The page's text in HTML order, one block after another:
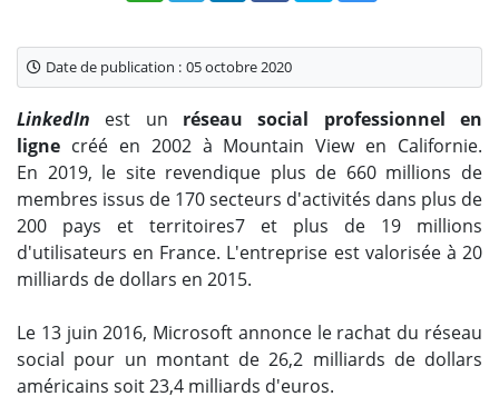
Date de publication : 05 octobre 2020
LinkedIn est un réseau social professionnel en
ligne créé en 2002 à Mountain View en Californie.
En 2019, le site revendique plus de 660 millions de
membres issus de 170 secteurs d'activités dans plus de
200 pays et territoires7 et plus de 19 millions
d'utilisateurs en France. L'entreprise est valorisée à 20
milliards de dollars en 2015.
Le 13 juin 2016, Microsoft annonce le rachat du réseau
social pour un montant de 26,2 milliards de dollars
américains soit 23,4 milliards d'euros.